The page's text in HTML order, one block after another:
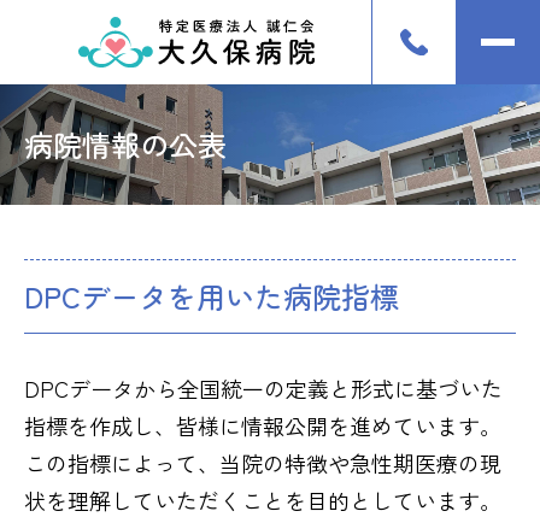
病院情報の公表
DPCデータを用いた病院指標
DPCデータから全国統一の定義と形式に基づいた
指標を作成し、皆様に情報公開を進めています。
この指標によって、当院の特徴や急性期医療の現
状を理解していただくことを目的としています。